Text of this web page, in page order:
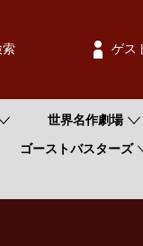
索 ゲス
世界名作劇場
ゴーストバスターズ